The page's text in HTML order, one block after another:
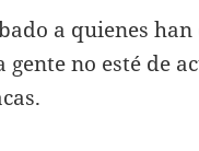
a quienes
no esté de